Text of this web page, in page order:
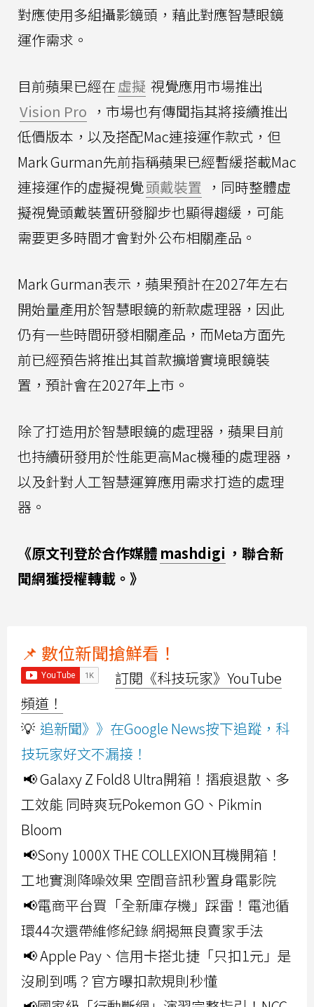
對應使用多組攝影鏡頭，藉此對應智慧眼鏡
運作需求。
目前蘋果已經在虛擬 視覺應用市場推出
Vision Pro ，市場也有傳聞指其將接續推出
低價版本，以及搭配Mac連接運作款式，但
Mark Gurman先前指稱蘋果已經暫緩搭載Mac
連接運作的虛擬視覺頭戴裝置 ，同時整體虛
擬視覺頭戴裝置研發腳步也顯得趨緩，可能
需要更多時間才會對外公布相關產品。
Mark Gurman表示，蘋果預計在2027年左右
開始量產用於智慧眼鏡的新款處理器，因此
仍有一些時間研發相關產品，而Meta方面先
前已經預告將推出其首款擴增實境眼鏡裝
置，預計會在2027年上市。
除了打造用於智慧眼鏡的處理器，蘋果目前
也持續研發用於性能更高Mac機種的處理器，
以及針對人工智慧運算應用需求打造的處理
器。
《原文刊登於合作媒體 mashdigi ，聯合新
聞網獲授權轉載。》
📌 數位新聞搶鮮看！
訂閱《科技玩家》YouTube
頻道！
💡 追新聞》》在Google News按下追蹤，科
技玩家好文不漏接！
📢 Galaxy Z Fold8 Ultra開箱！摺痕退散、多
工效能 同時爽玩Pokemon GO、Pikmin
Bloom
📢Sony 1000X THE COLLEXION耳機開箱！
工地實測降噪效果 空間音訊秒置身電影院
📢電商平台買「全新庫存機」踩雷！電池循
環44次還帶維修紀錄 網揭無良賣家手法
📢 Apple Pay、信用卡搭北捷「只扣1元」是
沒刷到嗎？官方曝扣款規則秒懂